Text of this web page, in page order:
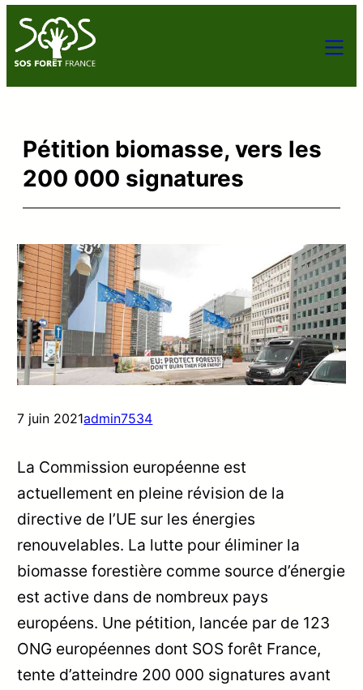
Pétition biomasse, vers les
200 000 signatures
7 juin 2021admin7534
La Commission européenne est
actuellement en pleine révision de la
directive de l’UE sur les énergies
renouvelables. La lutte pour éliminer la
biomasse forestière comme source d’énergie
est active dans de nombreux pays
européens. Une pétition, lancée par de 123
ONG européennes dont SOS forêt France,
tente d’atteindre 200 000 signatures avant